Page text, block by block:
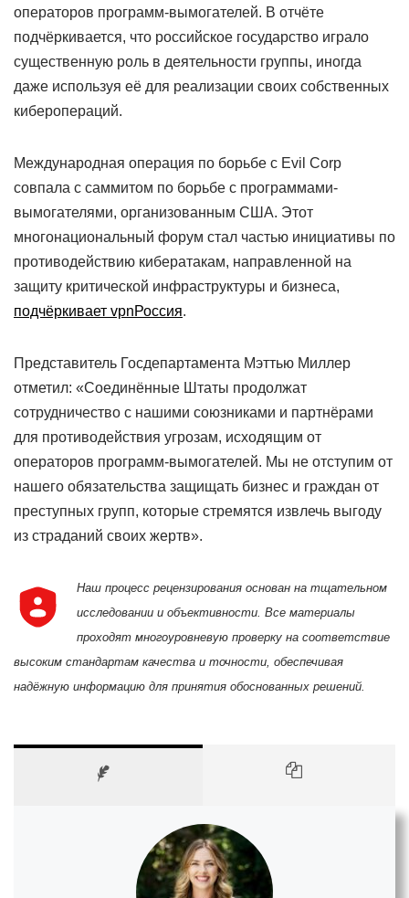
операторов программ-вымогателей. В отчёте
подчёркивается, что российское государство играло
существенную роль в деятельности группы, иногда
даже используя её для реализации своих собственных
киберопераций.
Международная операция по борьбе с Evil Corp
совпала с саммитом по борьбе с программами-
вымогателями, организованным США. Этот
многонациональный форум стал частью инициативы по
противодействию кибератакам, направленной на
защиту критической инфраструктуры и бизнеса,
подчёркивает vpnРоссия.
Представитель Госдепартамента Мэттью Миллер
отметил: «Соединённые Штаты продолжат
сотрудничество с нашими союзниками и партнёрами
для противодействия угрозам, исходящим от
операторов программ-вымогателей. Мы не отступим от
нашего обязательства защищать бизнес и граждан от
преступных групп, которые стремятся извлечь выгоду
из страданий своих жертв».
Наш процесс рецензирования основан на тщательном
исследовании и объективности. Все материалы
проходят многоуровневую проверку на соответствие
высоким стандартам качества и точности, обеспечивая
надёжную информацию для принятия обоснованных решений.